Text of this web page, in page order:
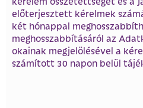
előterjesztett kérelmek
két hónappal
meghosszabbításáról az
okainak megjelölésével a
számított 30 napon belül